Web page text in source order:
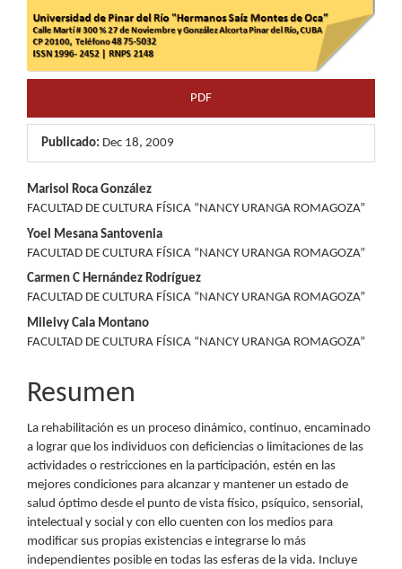
PDF
Publicado: Dec 18, 2009
Contenido
principal
del
artículo
Marisol Roca González
FACULTAD DE CULTURA FÍSICA “NANCY URANGA ROMAGOZA”
Yoel Mesana Santovenia
FACULTAD DE CULTURA FÍSICA “NANCY URANGA ROMAGOZA”
Carmen C Hernández Rodríguez
FACULTAD DE CULTURA FÍSICA “NANCY URANGA ROMAGOZA”
Mileivy Cala Montano
FACULTAD DE CULTURA FÍSICA “NANCY URANGA ROMAGOZA”
Resumen
La rehabilitación es un proceso dinámico, continuo, encaminado
a lograr que los individuos con deficiencias o limitaciones de las
actividades o restricciones en la participación, estén en las
mejores condiciones para alcanzar y mantener un estado de
salud óptimo desde el punto de vista físico, psíquico, sensorial,
intelectual y social y con ello cuenten con los medios para
modificar sus propias existencias e integrarse lo más
independientes posible en todas las esferas de la vida. Incluye